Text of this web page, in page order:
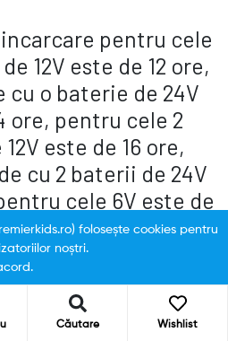
Căutare Wishlist
pentru cele
12V este de 12 ore,
cu o baterie de 24V
ore, pentru cele 2
este de 16 ore,
cu 2 baterii de 24V
cele 6V este de
10 ore.folosește cookies pentru
noștri.
.